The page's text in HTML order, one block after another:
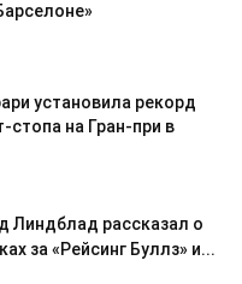
установила рекорд
стопа на Гран-при в
Линдблад рассказал о
за «Рейсинг Буллз» и...